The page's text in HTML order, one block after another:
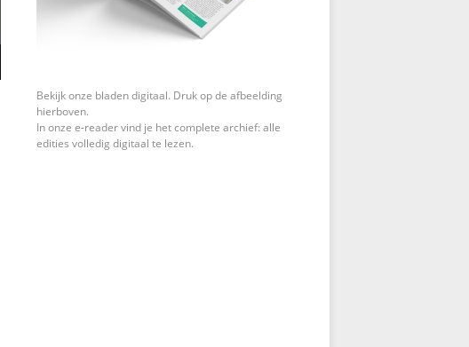
Bekijk onze bladen digitaal. Druk op de afbeelding
hierboven.
In onze e-reader vind je het complete archief: alle
edities volledig digitaal te lezen.